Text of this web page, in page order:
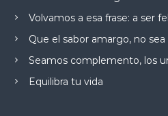
Volvamos a esa frase: a ser
Que el sabor amargo, no
Seamos complemento, los
Equilibra tu vida